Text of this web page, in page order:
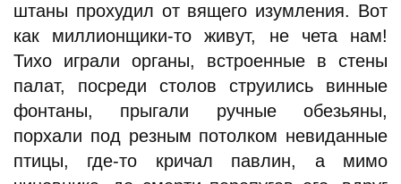
штаны прохудил от вящего изумления. Вот
как миллионщики-то живут, не чета нам!
Тихо играли органы, встроенные в стены
палат, посреди столов струились винные
фонтаны, прыгали ручные обезьяны,
порхали под резным потолком невиданные
птицы, где-то кричал павлин, а мимо